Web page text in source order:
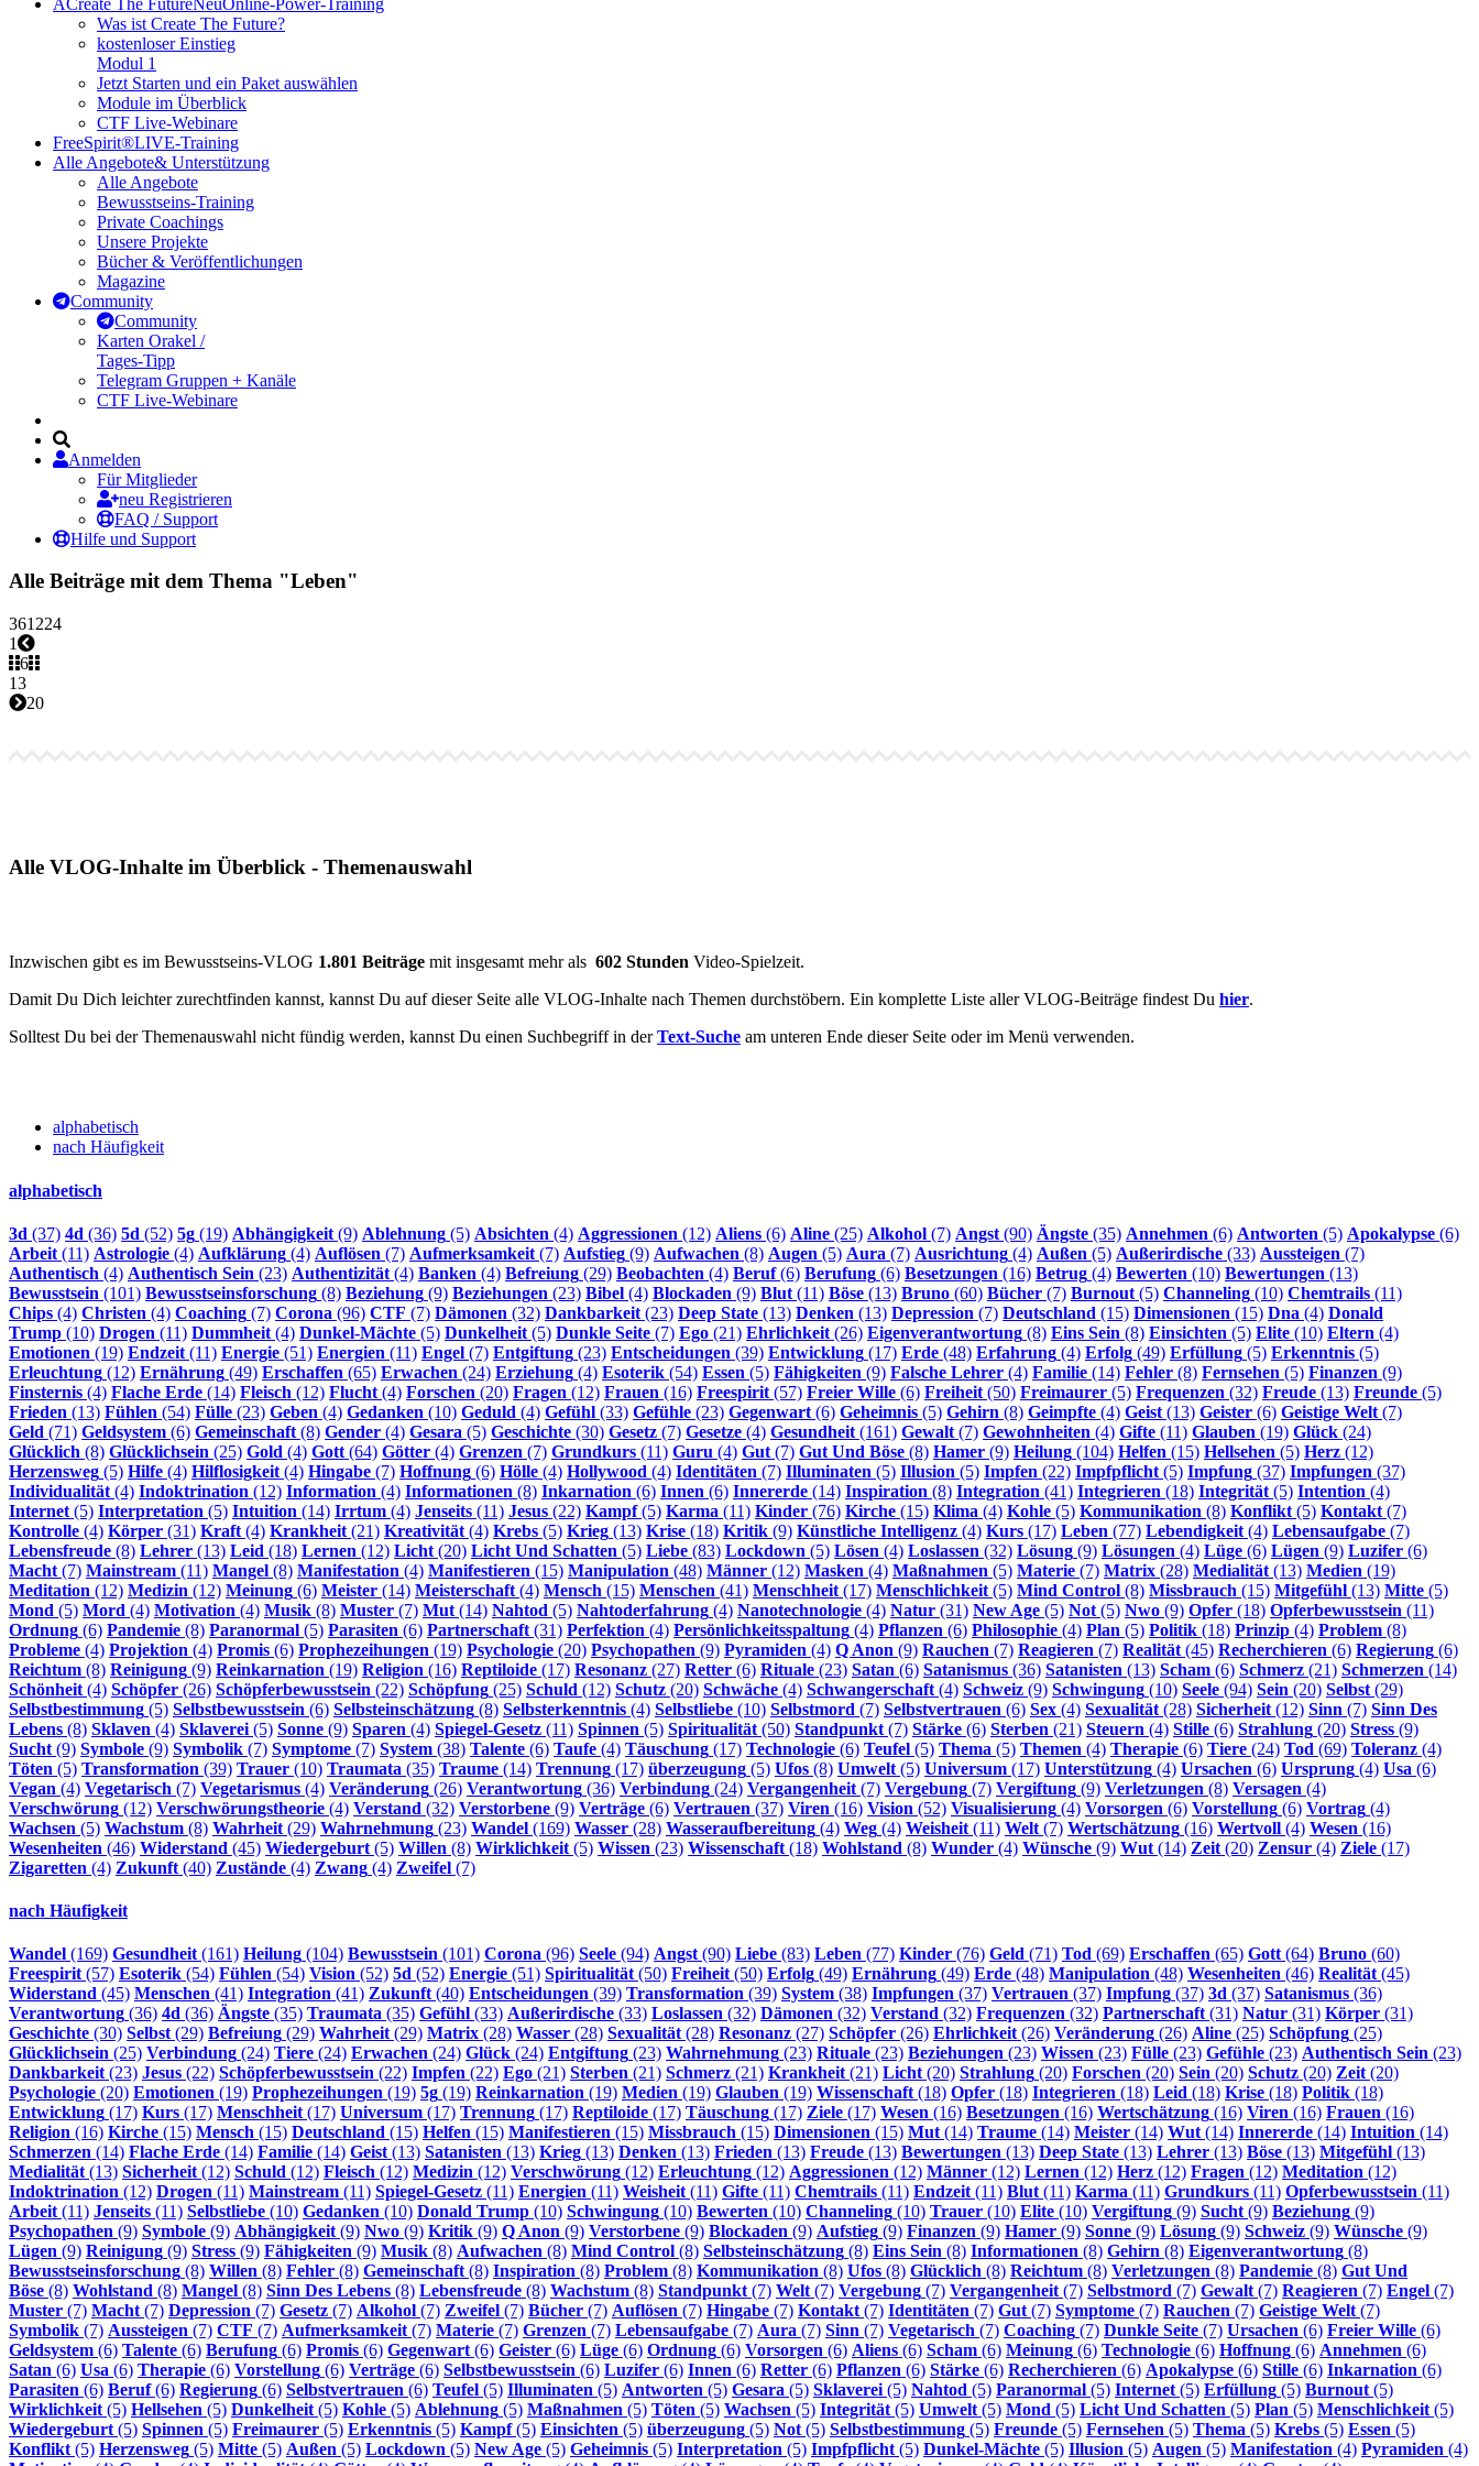
Was ist Create The Future?
kostenloser Einstieg
Modul 1
Jetzt Starten und ein Paket auswählen
Module im Überblick
CTF Live-Webinare
FreeSpirit®LIVE-Training
Alle Angebote& Unterstützung
Alle Angebote
Bewusstseins-Training
Private Coachings
Unsere Projekte
Bücher & Veröffentlichungen
Magazine
Community
Community
Karten Orakel /
Tages-Tipp
Telegram Gruppen + Kanäle
CTF Live-Webinare
Anmelden
Für Mitglieder
neu Registrieren
FAQ / Support
Hilfe und Support
Alle Beiträge mit dem Thema "Leben"
361224
1
6
13
20
Alle VLOG-Inhalte im Überblick - Themenauswahl
Inzwischen gibt es im Bewusstseins-VLOG 1.801 Beiträge mit insgesamt mehr als 602 Stunden Video-Spielzeit.
Damit Du Dich leichter zurechtfinden kannst, kannst Du auf dieser Seite alle VLOG-Inhalte nach Themen durchstöbern. Ein komplette Liste aller VLOG-Beiträge findest Du hier.
Solltest Du bei der Themenauswahl nicht fündig werden, kannst Du einen Suchbegriff in derText-Suche am unteren Ende dieser Seite oder im Menü verwenden.
alphabetisch
nach Häufigkeit
alphabetisch
3d (37) 4d (36) 5d (52) 5g (19) Abhängigkeit (9) Ablehnung (5) Absichten (4) Aggressionen (12) Aliens (6) Aline (25) Alkohol (7) Angst (90) Ängste (35) Annehmen (6) Antworten (5) Apokalypse (6)
Arbeit (11) Astrologie (4) Aufklärung (4) Auflösen (7) Aufmerksamkeit (7) Aufstieg (9) Aufwachen (8) Augen (5) Aura (7) Ausrichtung (4) Außen (5) Außerirdische (33) Aussteigen (7)
Authentisch (4) Authentisch Sein (23) Authentizität (4) Banken (4) Befreiung (29) Beobachten (4) Beruf(6) Berufung (6) Besetzungen (16) Betrug (4) Bewerten (10) Bewertungen (13)
Bewusstsein (101) Bewusstseinsforschung (8) Beziehung (9) Beziehungen (23) Bibel (4) Blockaden (9) Blut (11) Böse (13) Bruno (60) Bücher (7) Burnout (5) Channeling (10) Chemtrails (11)
Chips (4) Christen (4) Coaching (7) Corona (96) CTF (7) Dämonen (32) Dankbarkeit (23) Deep State (13) Denken (13) Depression (7) Deutschland (15) Dimensionen (15) Dna (4) Donald
Trump (10) Drogen (11) Dummheit (4) Dunkel-Mächte (5) Dunkelheit (5) Dunkle Seite (7) Ego (21) Ehrlichkeit (26) Eigenverantwortung (8) Eins Sein (8) Einsichten (5) Elite (10) Eltern (4)
Emotionen (19) Endzeit (11) Energie (51) Energien (11) Engel (7) Entgiftung (23) Entscheidungen (39) Entwicklung (17) Erde (48) Erfahrung (4) Erfolg (49) Erfüllung (5) Erkenntnis (5)
Erleuchtung (12) Ernährung (49) Erschaffen (65) Erwachen (24) Erziehung (4) Esoterik (54) Essen (5) Fähigkeiten (9) Falsche Lehrer (4) Familie (14) Fehler (8) Fernsehen (5) Finanzen (9)
Finsternis (4) Flache Erde (14) Fleisch (12) Flucht (4) Forschen (20) Fragen (12) Frauen (16) Freespirit (57) Freier Wille (6) Freiheit (50) Freimaurer (5) Frequenzen (32) Freude (13) Freunde (5)
Frieden (13) Fühlen (54) Fülle (23) Geben (4) Gedanken (10) Geduld (4) Gefühl (33) Gefühle (23) Gegenwart (6) Geheimnis (5) Gehirn (8) Geimpfte (4) Geist (13) Geister (6) Geistige Welt (7)
Geld (71) Geldsystem (6) Gemeinschaft (8) Gender (4) Gesara (5) Geschichte (30) Gesetz (7) Gesetze (4) Gesundheit (161) Gewalt (7) Gewohnheiten (4) Gifte (11) Glauben (19) Glück (24)
Glücklich (8) Glücklichsein (25) Gold (4) Gott (64) Götter (4) Grenzen (7) Grundkurs (11) Guru (4) Gut (7) Gut Und Böse (8) Hamer (9) Heilung (104) Helfen (15) Hellsehen (5) Herz (12)
Herzensweg (5) Hilfe (4) Hilflosigkeit (4) Hingabe (7) Hoffnung (6) Hölle (4) Hollywood (4) Identitäten (7) Illuminaten (5) Illusion (5) Impfen (22) Impfpflicht (5) Impfung (37) Impfungen (37)
Individualität (4) Indoktrination (12) Information (4) Informationen (8) Inkarnation (6) Innen (6) Innererde (14) Inspiration (8) Integration (41) Integrieren (18) Integrität (5) Intention (4)
Internet (5) Interpretation (5) Intuition (14) Irrtum (4) Jenseits (11) Jesus (22) Kampf(5) Karma (11) Kinder (76) Kirche (15) Klima (4) Kohle (5) Kommunikation (8) Konflikt (5) Kontakt (7)
Kontrolle (4) Körper (31) Kraft (4) Krankheit (21) Kreativität (4) Krebs (5) Krieg (13) Krise (18) Kritik (9) Künstliche Intelligenz (4) Kurs (17) Leben (77) Lebendigkeit (4) Lebensaufgabe (7)
Lebensfreude (8) Lehrer (13) Leid (18) Lernen (12) Licht (20) Licht Und Schatten (5) Liebe (83) Lockdown (5) Lösen (4) Loslassen (32) Lösung (9) Lösungen (4) Lüge (6) Lügen (9) Luzifer (6)
Macht (7) Mainstream (11) Mangel (8) Manifestation (4) Manifestieren (15) Manipulation (48) Männer (12) Masken (4) Maßnahmen (5) Materie (7) Matrix (28) Medialität (13) Medien (19)
Meditation (12) Medizin (12) Meinung (6) Meister (14) Meisterschaft (4) Mensch (15) Menschen (41) Menschheit (17) Menschlichkeit (5) Mind Control (8) Missbrauch (15) Mitgefühl (13) Mitte (5)
Mond (5) Mord (4) Motivation (4) Musik (8) Muster (7) Mut (14) Nahtod (5) Nahtoderfahrung (4) Nanotechnologie (4) Natur (31) New Age (5) Not (5) Nwo (9) Opfer (18) Opferbewusstsein (11)
Ordnung (6) Pandemie (8) Paranormal (5) Parasiten (6) Partnerschaft (31) Perfektion (4) Persönlichkeitsspaltung (4) Pflanzen (6) Philosophie (4) Plan (5) Politik (18) Prinzip (4) Problem (8)
Probleme (4) Projektion (4) Promis (6) Prophezeihungen (19) Psychologie (20) Psychopathen (9) Pyramiden (4) Q Anon (9) Rauchen (7) Reagieren (7) Realität (45) Recherchieren (6) Regierung (6)
Reichtum (8) Reinigung (9) Reinkarnation (19) Religion (16) Reptiloide (17) Resonanz (27) Retter (6) Rituale (23) Satan (6) Satanismus (36) Satanisten (13) Scham (6) Schmerz (21) Schmerzen (14)
Schönheit (4) Schöpfer (26) Schöpferbewusstsein (22) Schöpfung (25) Schuld (12) Schutz (20) Schwäche (4) Schwangerschaft (4) Schweiz (9) Schwingung (10) Seele (94) Sein (20) Selbst (29)
Selbstbestimmung (5) Selbstbewusstsein (6) Selbsteinschätzung (8) Selbsterkenntnis (4) Selbstliebe (10) Selbstmord (7) Selbstvertrauen (6) Sex (4) Sexualität (28) Sicherheit (12) Sinn (7) Sinn Des
Lebens (8) Sklaven (4) Sklaverei (5) Sonne (9) Sparen (4) Spiegel-Gesetz (11) Spinnen (5) Spiritualität (50) Standpunkt (7) Stärke (6) Sterben (21) Steuern (4) Stille (6) Strahlung (20) Stress (9)
Sucht (9) Symbole (9) Symbolik (7) Symptome (7) System (38) Talente (6) Taufe (4) Täuschung (17) Technologie (6) Teufel (5) Thema (5) Themen (4) Therapie (6) Tiere (24) Tod (69) Toleranz (4)
Töten (5) Transformation (39) Trauer (10) Traumata (35) Traume (14) Trennung (17) überzeugung (5) Ufos (8) Umwelt (5) Universum (17) Unterstützung (4) Ursachen (6) Ursprung (4) Usa (6)
Vegan (4) Vegetarisch (7) Vegetarismus (4) Veränderung (26) Verantwortung (36) Verbindung (24) Vergangenheit (7) Vergebung (7) Vergiftung (9) Verletzungen (8) Versagen (4)
Verschwörung (12) Verschwörungstheorie (4) Verstand (32) Verstorbene (9) Verträge (6) Vertrauen (37) Viren (16) Vision (52) Visualisierung (4) Vorsorgen (6) Vorstellung (6) Vortrag (4)
Wachsen (5) Wachstum (8) Wahrheit (29) Wahrnehmung (23) Wandel (169) Wasser (28) Wasseraufbereitung (4) Weg (4) Weisheit (11) Welt (7) Wertschätzung (16) Wertvoll (4) Wesen (16)
Wesenheiten (46) Widerstand (45) Wiedergeburt (5) Willen (8) Wirklichkeit (5) Wissen (23) Wissenschaft (18) Wohlstand (8) Wunder (4) Wünsche (9) Wut (14) Zeit (20) Zensur (4) Ziele (17)
Zigaretten (4) Zukunft (40) Zustände (4) Zwang (4) Zweifel (7)
nach Häufigkeit
Wandel (169) Gesundheit(161) Heilung (104) Bewusstsein (101) Corona (96) Seele (94) Angst(90) Liebe (83) Leben (77) Kinder (76) Geld (71) Tod (69) Erschaffen (65) Gott(64) Bruno (60)
Freespirit(57) Esoterik (54) Fühlen (54) Vision (52) 5d (52) Energie (51) Spiritualität(50) Freiheit(50) Erfolg (49) Ernährung (49) Erde (48) Manipulation (48) Wesenheiten (46) Realität(45)
Widerstand (45) Menschen (41) Integration (41) Zukunft(40) Entscheidungen (39) Transformation (39) System (38) Impfungen (37) Vertrauen (37) Impfung (37) 3d (37) Satanismus (36)
Verantwortung (36) 4d (36) Ängste (35) Traumata (35) Gefühl (33) Außerirdische (33) Loslassen (32) Dämonen (32) Verstand (32) Frequenzen (32) Partnerschaft(31) Natur (31) Körper (31)
Geschichte (30) Selbst(29) Befreiung (29) Wahrheit(29) Matrix (28) Wasser (28) Sexualität(28) Resonanz (27) Schöpfer (26) Ehrlichkeit(26) Veränderung (26) Aline (25) Schöpfung (25)
Glücklichsein (25) Verbindung (24) Tiere (24) Erwachen (24) Glück (24) Entgiftung (23) Wahrnehmung (23) Rituale (23) Beziehungen (23) Wissen (23) Fülle (23) Gefühle (23) Authentisch Sein (23)
Dankbarkeit(23) Jesus (22) Schöpferbewusstsein (22) Impfen (22) Ego (21) Sterben (21) Schmerz (21) Krankheit(21) Licht(20) Strahlung (20) Forschen (20) Sein (20) Schutz (20) Zeit(20)
Psychologie (20) Emotionen (19) Prophezeihungen (19) 5g (19) Reinkarnation (19) Medien (19) Glauben (19) Wissenschaft(18) Opfer (18) Integrieren (18) Leid (18) Krise (18) Politik (18)
Entwicklung (17) Kurs (17) Menschheit(17) Universum (17) Trennung (17) Reptiloide (17) Täuschung (17) Ziele (17) Wesen (16) Besetzungen (16) Wertschätzung (16) Viren (16) Frauen (16)
Religion (16) Kirche (15) Mensch (15) Deutschland (15) Helfen (15) Manifestieren (15) Missbrauch (15) Dimensionen (15) Mut(14) Traume (14) Meister (14) Wut(14) Innererde (14) Intuition (14)
Schmerzen (14) Flache Erde (14) Familie (14) Geist(13) Satanisten (13) Krieg (13) Denken (13) Frieden (13) Freude (13) Bewertungen (13) Deep State (13) Lehrer (13) Böse (13) Mitgefühl (13)
Medialität(13) Sicherheit(12) Schuld (12) Fleisch (12) Medizin (12) Verschwörung (12) Erleuchtung (12) Aggressionen (12) Männer (12) Lernen (12) Herz (12) Fragen (12) Meditation (12)
Indoktrination (12) Drogen (11) Mainstream (11) Spiegel-Gesetz (11) Energien (11) Weisheit(11) Gifte (11) Chemtrails (11) Endzeit(11) Blut(11) Karma (11) Grundkurs (11) Opferbewusstsein (11)
Arbeit(11) Jenseits (11) Selbstliebe (10) Gedanken (10) Donald Trump (10) Schwingung (10) Bewerten (10) Channeling (10) Trauer (10) Elite (10) Vergiftung (9) Sucht(9) Beziehung (9)
Psychopathen (9) Symbole (9) Abhängigkeit(9) Nwo (9) Kritik (9) Q Anon (9) Verstorbene (9) Blockaden (9) Aufstieg (9) Finanzen (9) Hamer (9) Sonne (9) Lösung (9) Schweiz (9) Wünsche (9)
Lügen (9) Reinigung (9) Stress (9) Fähigkeiten (9) Musik (8) Aufwachen (8) Mind Control (8) Selbsteinschätzung (8) Eins Sein (8) Informationen (8) Gehirn (8) Eigenverantwortung (8)
Bewusstseinsforschung (8) Willen (8) Fehler (8) Gemeinschaft(8) Inspiration (8) Problem (8) Kommunikation (8) Ufos (8) Glücklich (8) Reichtum (8) Verletzungen (8) Pandemie (8) Gut Und
Böse (8) Wohlstand (8) Mangel (8) Sinn Des Lebens (8) Lebensfreude (8) Wachstum (8) Standpunkt(7) Welt(7) Vergebung (7) Vergangenheit(7) Selbstmord (7) Gewalt(7) Reagieren (7) Engel (7)
Muster (7) Macht(7) Depression (7) Gesetz (7) Alkohol (7) Zweifel (7) Bücher (7) Auflösen (7) Hingabe (7) Kontakt(7) Identitäten (7) Gut(7) Symptome (7) Rauchen (7) Geistige Welt(7)
Symbolik (7) Aussteigen (7) CTF (7) Aufmerksamkeit(7) Materie (7) Grenzen (7) Lebensaufgabe (7) Aura (7) Sinn (7) Vegetarisch (7) Coaching (7) Dunkle Seite (7) Ursachen (6) Freier Wille (6)
Geldsystem (6) Talente (6) Berufung (6) Promis (6) Gegenwart(6) Geister (6) Lüge (6) Ordnung (6) Vorsorgen (6) Aliens (6) Scham (6) Meinung (6) Technologie (6) Hoffnung (6) Annehmen (6)
Satan (6) Usa (6) Therapie (6) Vorstellung (6) Verträge (6) Selbstbewusstsein (6) Luzifer (6) Innen (6) Retter (6) Pflanzen (6) Stärke (6) Recherchieren (6) Apokalypse (6) Stille (6) Inkarnation (6)
Parasiten (6) Beruf(6) Regierung (6) Selbstvertrauen (6) Teufel (5) Illuminaten (5) Antworten (5) Gesara (5) Sklaverei(5) Nahtod (5) Paranormal (5) Internet(5) Erfüllung (5) Burnout(5)
Wirklichkeit(5) Hellsehen (5) Dunkelheit(5) Kohle (5) Ablehnung (5) Maßnahmen (5) Töten (5) Wachsen (5) Integrität(5) Umwelt(5) Mond (5) Licht Und Schatten (5) Plan (5) Menschlichkeit(5)
Wiedergeburt(5) Spinnen (5) Freimaurer (5) Erkenntnis (5) Kampf(5) Einsichten (5) überzeugung (5) Not(5) Selbstbestimmung (5) Freunde (5) Fernsehen (5) Thema (5) Krebs (5) Essen (5)
Konflikt(5) Herzensweg (5) Mitte (5) Außen (5) Lockdown (5) New Age (5) Geheimnis (5) Interpretation (5) Impfpflicht(5) Dunkel-Mächte (5) Illusion (5) Augen (5) Manifestation (4) Pyramiden (4)